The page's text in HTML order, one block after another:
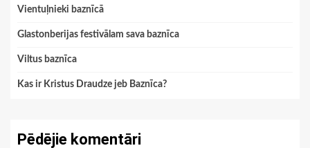
Vientuļnieki baznīcā
Glastonberijas festivālam sava baznīca
Viltus baznīca
Kas ir Kristus Draudze jeb Baznīca?
Pēdējie komentāri